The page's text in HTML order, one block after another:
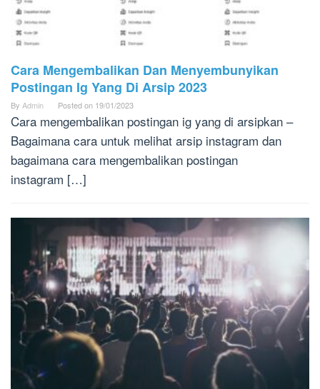
Cara Mengembalikan Dan Menyembunyikan
Postingan Ig Yang Di Arsip 2023
By Admin Posted on 19/01/2023
Cara mengembalikan postingan ig yang di arsipkan –
Bagaimana cara untuk melihat arsip instagram dan
bagaimana cara mengembalikan postingan
instagram […]